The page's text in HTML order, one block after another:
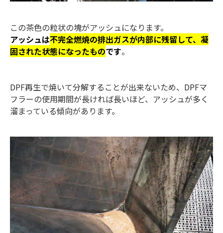
この茶色の粒状の塊がアッシュになります。
アッシュは不完全燃焼の排出ガスが内部に残留して、凝
固された状態になったものです。
DPF再生で焼いて分解することが出来ないため、DPFマ
フラーの使用期間が長ければ長いほど、アッシュが多く
溜まっている傾向があります。